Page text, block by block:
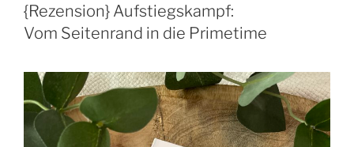
{Rezension} Aufstiegskampf:
Vom Seitenrand in die Primetime